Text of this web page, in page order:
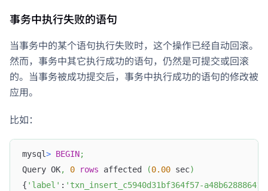
事务中执行失败的语句
当事务中的某个语句执行失败时，这个操作已经自动回滚。
然而，事务中其它执行成功的语句，仍然是可提交或回滚
的。当事务被成功提交后，事务中执行成功的语句的修改被
应用。
比如：
mysql> BEGIN;
Query OK, 0 rows affected (0.00 sec)
{ 'label' : 'txn_insert_c5940d31bf364f57-